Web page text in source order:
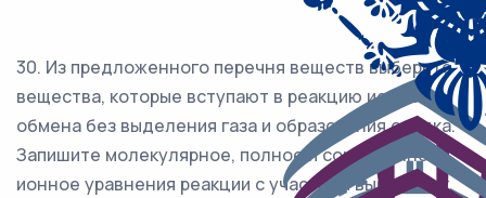
30. Из предложенного перечня веществ выберите
вещества, которые вступают в реакцию ионного
обмена без выделения газа и образования осадка.
Запишите молекулярное, полное и сокращённое
ионное уравнения реакции с участием выбранных